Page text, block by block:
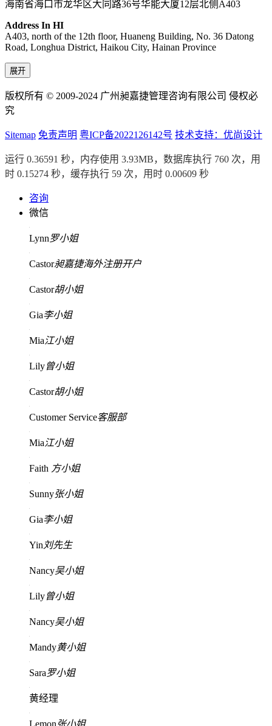
海南省海口市龙华区大同路36号华能大厦12层北侧A403
Address In HI
A403, north of the 12th floor, Huaneng Building, No. 36 Datong
Road, Longhua District, Haikou City, Hainan Province
展开
版权所有 © 2009-2024 广州昶嘉捷管理咨询有限公司 侵权必
究
Sitemap 免责声明 粤ICP备2022126142号 技术支持：优尚设计
运行 0.36591 秒，内存使用 3.93MB，数据库执行 760 次，用
时 0.15274 秒，缓存执行 59 次，用时 0.00609 秒
咨询
微信
Lynn罗小姐
Castor昶嘉捷海外注册开户
Castor胡小姐
Gia李小姐
Mia江小姐
Lily曾小姐
Castor胡小姐
Customer Service客服部
Mia江小姐
Faith 方小姐
Sunny张小姐
Gia李小姐
Yin 刘先生
Nancy吴小姐
Lily曾小姐
Nancy吴小姐
Mandy黄小姐
Sara罗小姐
黄经理
Lemon张小姐